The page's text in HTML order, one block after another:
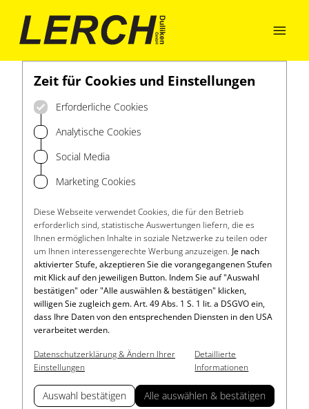

Zeit für Cookies und Einstellungen
Erforderliche Cookies
Analytische Cookies
Social Media
Marketing Cookies
Diese Webseite verwendet Cookies, die für den Betrieb
erforderlich sind, statistische Auswertungen liefern, die es
Ihnen ermöglichen Inhalte in soziale Netzwerke zu teilen oder
um Ihnen interessengerechte Werbung anzuzeigen. Je nach
aktivierter Stufe, akzeptieren Sie die vorangegangenen Stufen
mit Klick auf den jeweiligen Button. Indem Sie auf "Auswahl
bestätigen" oder "Alle auswählen & bestätigen" klicken,
willigen Sie zugleich gem. Art. 49 Abs. 1 S. 1 lit. a DSGVO ein,
dass Ihre Daten von den entsprechenden Diensten in den USA
verarbeitet werden.
Datenschutzerklärung & Ändern Ihrer
Einstellungen
Detaillierte
Informationen
Auswahl bestätigen Alle auswählen & bestätigen